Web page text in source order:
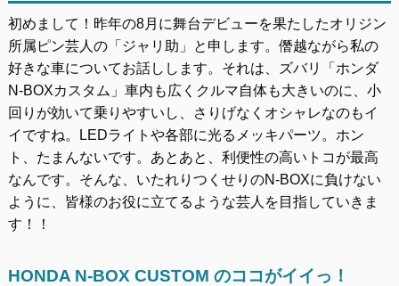
初めまして！昨年の8月に舞台デビューを果たしたオリジン
所属ピン芸人の「ジャリ助」と申します。僭越ながら私の
好きな車についてお話しします。それは、ズバリ「ホンダ
N-BOXカスタム」車内も広くクルマ自体も大きいのに、小
回りが効いて乗りやすいし、さりげなくオシャレなのもイ
イですね。LEDライトや各部に光るメッキパーツ。ホン
ト、たまんないです。あとあと、利便性の高いトコが最高
なんです。そんな、いたれりつくせりのN-BOXに負けない
ように、皆様のお役に立てるような芸人を目指していきま
す！！
HONDA N-BOX CUSTOM のココがイイっ！